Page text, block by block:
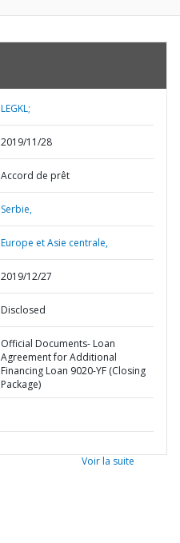
LEGKL;
2019/11/28
Accord de prêt
Serbie,
Europe et Asie centrale,
2019/12/27
Disclosed
Official Documents- Loan
Agreement for Additional
Financing Loan 9020-YF (Closing
Package)
Voir la suite